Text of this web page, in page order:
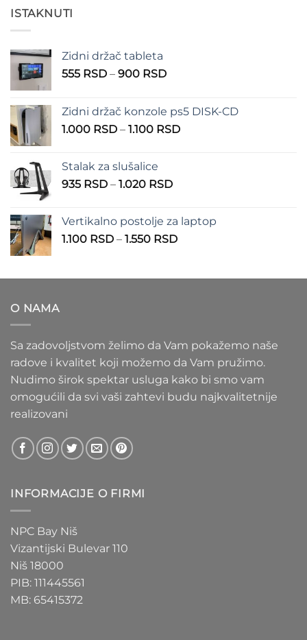
ISTAKNUTI
Zidni držač tableta
555 RSD – 900 RSDRaspon
555 RSD
do
Zidni držač konzole ps5 DISK-CD
1.000 RSD – 1.100 RSDRaspon
Stalak za slušalice
935 RSD – 1.020 RSDRaspon
935 RSD
do
Vertikalno postolje za laptop
1.100 RSD – 1.550 RSDRaspon
1.100 RSD
O NAMA
Sa zadovoljstvom želimo da Vam pokažemo naše
radove i kvalitet koji možemo da Vam pružimo.
Nudimo širok spektar usluga kako bi smo vam
omogućili da svi vaši zahtevi budu najkvalitetnije
realizovani
INFORMACIJE O FIRMI
NPC Bay Niš
Vizantijski Bulevar 110
Niš 18000
PIB: 111445561
MB: 65415372